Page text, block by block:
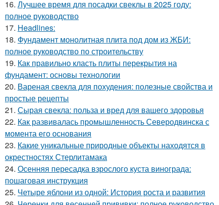
16. Лучшее время для посадки свеклы в 2025 году:
полное руководство
17. Headlines:
18. Фундамент монолитная плита под дом из ЖБИ:
полное руководство по строительству
19. Как правильно класть плиты перекрытия на
фундамент: основы технологии
20. Вареная свекла для похудения: полезные свойства и
простые рецепты
21. Сырая свекла: польза и вред для вашего здоровья
22. Как развивалась промышленность Северодвинска с
момента его основания
23. Какие уникальные природные объекты находятся в
окрестностях Стерлитамака
24. Осенняя пересадка взрослого куста винограда:
пошаговая инструкция
25. Четыре яблони из одной: История роста и развития